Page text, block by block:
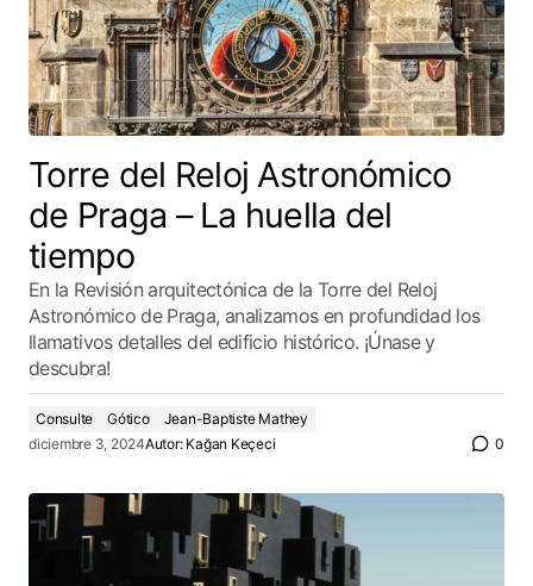
Torre del Reloj Astronómico
de Praga – La huella del
tiempo
En la Revisión arquitectónica de la Torre del Reloj
Astronómico de Praga, analizamos en profundidad los
llamativos detalles del edificio histórico. ¡Únase y
descubra!
Consulte Gótico
Jean-Baptiste Mathey
diciembre 3, 2024Autor: Kağan Keçeci 0